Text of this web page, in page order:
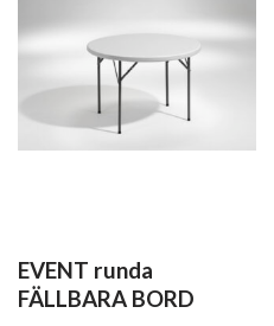
EVENT runda
FÄLLBARA BORD